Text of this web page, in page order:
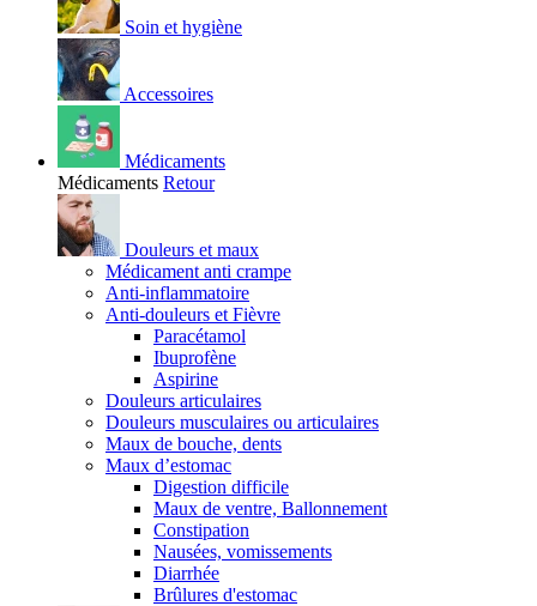
Soin et hygiène
Accessoires
Médicaments
Médicaments Retour
Douleurs et maux
Médicament anti crampe
Anti-inflammatoire
Anti-douleurs et Fièvre
Paracétamol
Ibuprofène
Aspirine
Douleurs articulaires
Douleurs musculaires ou articulaires
Maux de bouche, dents
Maux d’estomac
Digestion difficile
Maux de ventre, Ballonnement
Constipation
Nausées, vomissements
Diarrhée
Brûlures d'estomac